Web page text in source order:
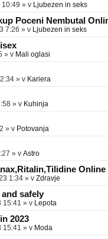
10:49 » v Ljubezen in seks
Poceni Nembutal
7:26 » v Ljubezen in seks
» v Mali oglasi
» v Kariera
» v Kuhinja
» v Potovanja
» v Astro
Online
1:34 » v Zdravje
safely
15:41 » v Lepota
2023
15:41 » v Moda